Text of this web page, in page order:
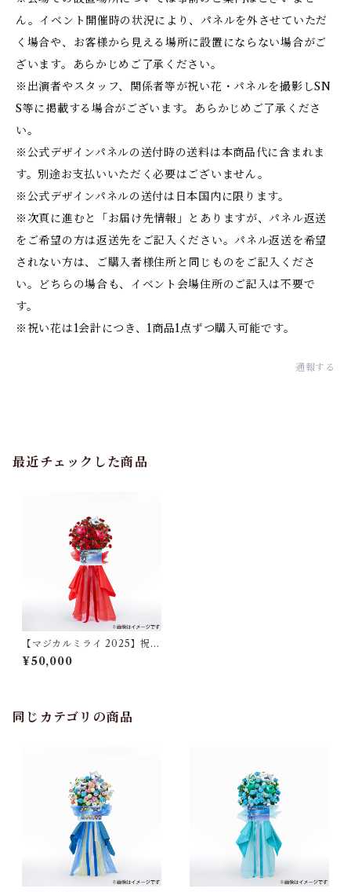
ん。イベント開催時の状況により、パネルを外させていただ
く場合や、お客様から見える場所に設置にならない場合がご
ざいます。あらかじめご了承ください。
※出演者やスタッフ、関係者等が祝い花・パネルを撮影しSN
S等に掲載する場合がございます。あらかじめご了承くださ
い。
※公式デザインパネルの送付時の送料は本商品代に含まれま
す。別途お支払いいただく必要はございません。
※公式デザインパネルの送付は日本国内に限ります。
※次頁に進むと「お届け先情報」とありますが、パネル返送
をご希望の方は返送先をご記入ください。パネル返送を希望
されない方は、ご購入者様住所と同じものをご記入くださ
い。どちらの場合も、イベント会場住所のご記入は不要で
す。
※祝い花は1会計につき、1商品1点ずつ購入可能です。
通報する
最近チェックした商品
【マジカルミライ 2025】祝い
花/MEIKO（仙台）
¥50,000
同じカテゴリの商品